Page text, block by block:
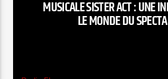
MUSICALE SISTER ACT : UNE
LE MONDE DU